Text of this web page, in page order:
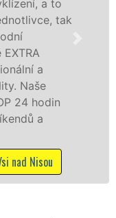
v Nové Vsi nad
tuto službu jak
osobám se
práce, a to